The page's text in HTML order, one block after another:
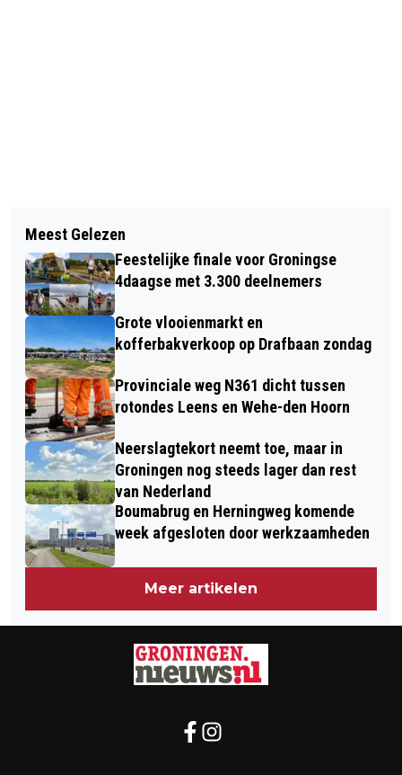
CODE GEEL IN GRONINGEN DOOR
ONWEERSBUIEN
LUTJE LOKALE ZATERDAG BIEDT
GASTVRIJHEID: 'BELEEF LOKAAL'
Meest Gelezen
Feestelijke finale voor Groningse
4daagse met 3.300 deelnemers
Grote vlooienmarkt en
kofferbakverkoop op Drafbaan zondag
Provinciale weg N361 dicht tussen
rotondes Leens en Wehe-den Hoorn
Neerslagtekort neemt toe, maar in
Groningen nog steeds lager dan rest
van Nederland
Boumabrug en Herningweg komende
week afgesloten door werkzaamheden
Meer artikelen